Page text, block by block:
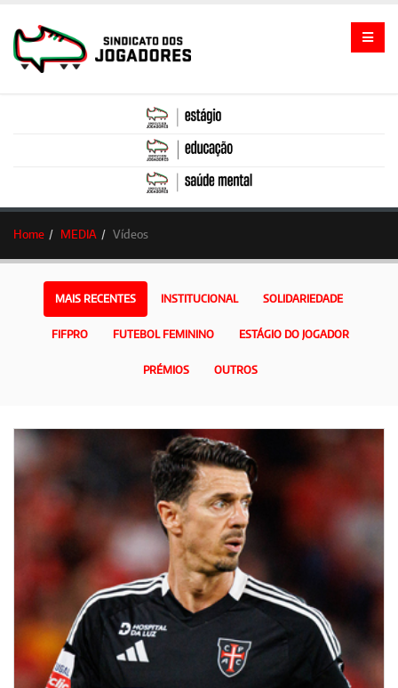
Home MEDIA Vídeos
MAIS RECENTES INSTITUCIONAL SOLIDARIEDADE
FIFPRO FUTEBOL FEMININO ESTÁGIO DO JOGADOR
PRÉMIOS OUTROS